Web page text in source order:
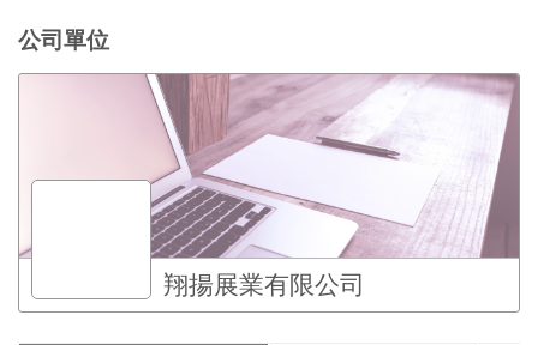
公司單位
翔揚展業有限公司